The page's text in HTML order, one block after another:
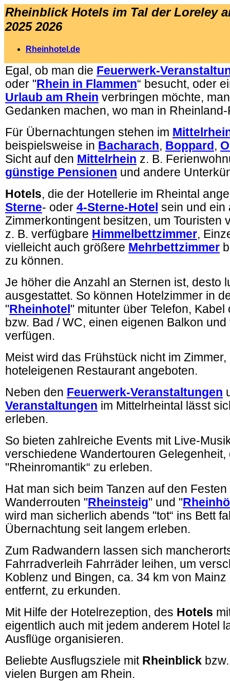
Rheinblick Hotels im Tal der Loreley
2025 2026
Rheinhotel.de
Egal, ob man die Feuerwerk-
oder "Rhein in Flammen“ besucht, oder
Urlaub am Rhein verbringen möchte,
Gedanken machen, wo man in
Für Übernachtungen stehen im
beispielsweise in Bacharach, Boppard ,
Sicht auf den Mittelrhein z. B.
günstige Pensionen und andere
Hotels, die der Hotellerie im Rheintal
Sterne- oder 4-Sterne-Hotel sein und ein
Zimmerkontingent besitzen, um Touristen
z. B. verfügbare Himmelbettzimmer,
vielleicht auch größere Mehrbettzimmer
zu können.
Je höher die Anzahl an Sternen ist, desto
ausgestattet. So können Hotelzimmer in
"Rheinhotel " mitunter über Telefon,
bzw. Bad / WC, einen eigenen Balkon
verfügen.
Meist wird das Frühstück nicht im
hoteleigenen Restaurant angeboten.
Neben den Feuerwerk-Veranstaltungen
Veranstaltungen im Mittelrheintal lässt
erleben.
So bieten zahlreiche Events mit Live-
verschiedene Wandertouren Gelegenheit,
"Rheinromantik“ zu erleben.
Hat man sich beim Tanzen auf den
Wanderrouten "Rheinsteig" und "
wird man sicherlich abends "tot“ ins Bett
Übernachtung seit langem erleben.
Zum Radwandern lassen sich
Fahrradverleih Fahrräder leihen, um
Koblenz und Bingen, ca. 34 km von
entfernt, zu erkunden.
Mit Hilfe der Hotelrezeption, des Hotels
eigentlich auch mit jedem anderem Hotel
Ausflüge organisieren.
Beliebte Ausflugsziele mit Rheinblick
vielen Burgen am Rhein.